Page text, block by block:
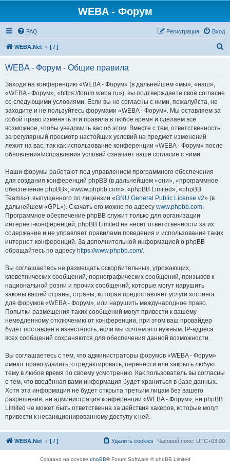
WEBA - Форум
FAQ Вход
Регистрация
WEBA.Net [ / ]
WEBA - Форум - Общие правила
Заходя на конференцию «WEBA - Форум» (в дальнейшем «мы», «наш»,
«WEBA - Форум», «https://forum.weba.ru»), вы подтверждаете своё согласие
со следующими условиями. Если вы не согласны с ними, пожалуйста, не
заходите и не пользуйтесь форумами «WEBA - Форум». Мы оставляем за
собой право изменять эти правила в любое время и сделаем всё
возможное, чтобы уведомить вас об этом. Вместе с тем, ответственность
за регулярный просмотр настойщих условий на предмет изменений
лежит на вас, так как использование конференции «WEBA - Форум» после
обновления/исправления условий означает ваше согласие с ними.
Наши форумы работают под управлением программного обеспечения
для создания конференций phpBB (в дальнейшем «они», «программное
обеспечение phpBB», «www.phpbb.com», «phpBB Limited», «phpBB
Teams»), выпущенного по лицензии «GNU General Public License v2» (в
дальнейшем «GPL»). Скачать его можно по адресу www.phpbb.com.
Программное обеспечение phpBB служит только для организации
интернет-конференций; phpBB Limited не несёт ответственности за их
содержание и не управляет правилами поведения и использования таких
интернет-конференций. За дополнительной информацией о phpBB
обращайтесь по адресу https://www.phpbb.com/.
Вы соглашаетесь не размещать оскорбительных, угрожающих,
клеветнических сообщений, порнографических сообщений, призывов к
национальной розни и прочих сообщений, которые могут нарушить
законы вашей страны, страны, которая предоставляет услуги хостинга
для форумов «WEBA - Форум», или нарушить международное право.
Попытки размещения таких сообщений могут привести к вашему
немедленному отключению от конференции, при этом ваш провайдер
будет поставлен в известность, если мы сочтём это нужным. IP-адреса
всех сообщений сохраняются для обеспечения данной возможности.
Вы соглашаетесь с тем, что администраторы форумов «WEBA - Форум»
имеют право удалить, отредактировать, перенести или закрыть любую
тему в любое время по своему усмотрению. Как пользователь вы согласны
с тем, что введённая вами информация будет храниться в базе данных.
Хотя эта информация не будет открыта третьим лицам без вашего
разрешения, ни администрация конференции «WEBA - Форум», ни phpBB
Limited не может быть ответственна за действия хакеров, которые могут
привести к несанкционированному доступу к ней.
WEBA.Net [ / ] Часовой пояс: UTC+03:00
Удалить cookies
Создано на основе phpBB® Forum Software © phpBB Limited